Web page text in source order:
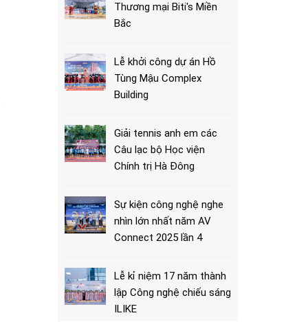
Thương mại Biti's Miền
Bắc
Lễ khởi công dự án Hồ
Tùng Mậu Complex
Building
Giải tennis anh em các
Câu lạc bộ Học viện
Chính trị Hà Đông
Sự kiện công nghệ nghe
nhìn lớn nhất năm AV
Connect 2025 lần 4
Lễ kỉ niệm 17 năm thành
lập Công nghệ chiếu sáng
ILIKE